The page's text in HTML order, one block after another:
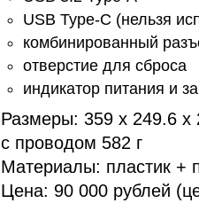
USB Type-C (нельзя
комбинированный
отверстие для сброса
индикатор питания и
Размеры: 359 х 249.6 х
с проводом 582 г
Материалы: пластик +
Цена: 90 000 рублей